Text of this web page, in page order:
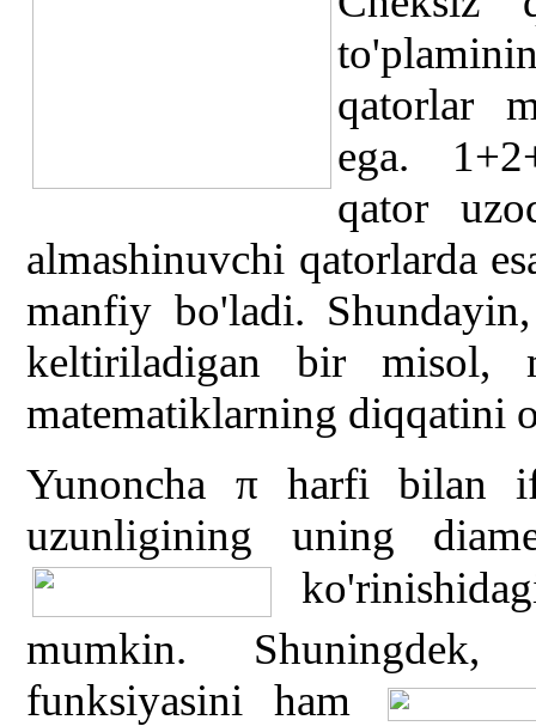
qatorlar
ega.
qator
almashinuvchi qatorlarda
manfiy bo'ladi.
keltiriladigan bir misol,
matematiklarning diqqatini
Yunoncha π harfi bilan
uzunligining uning
mumkin. Shuningdek,
funksiyasini ham